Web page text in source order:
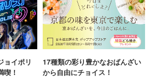
ョイポリ
喫！
17種類の彩り豊かなおばんざい
から自由にチョイス！